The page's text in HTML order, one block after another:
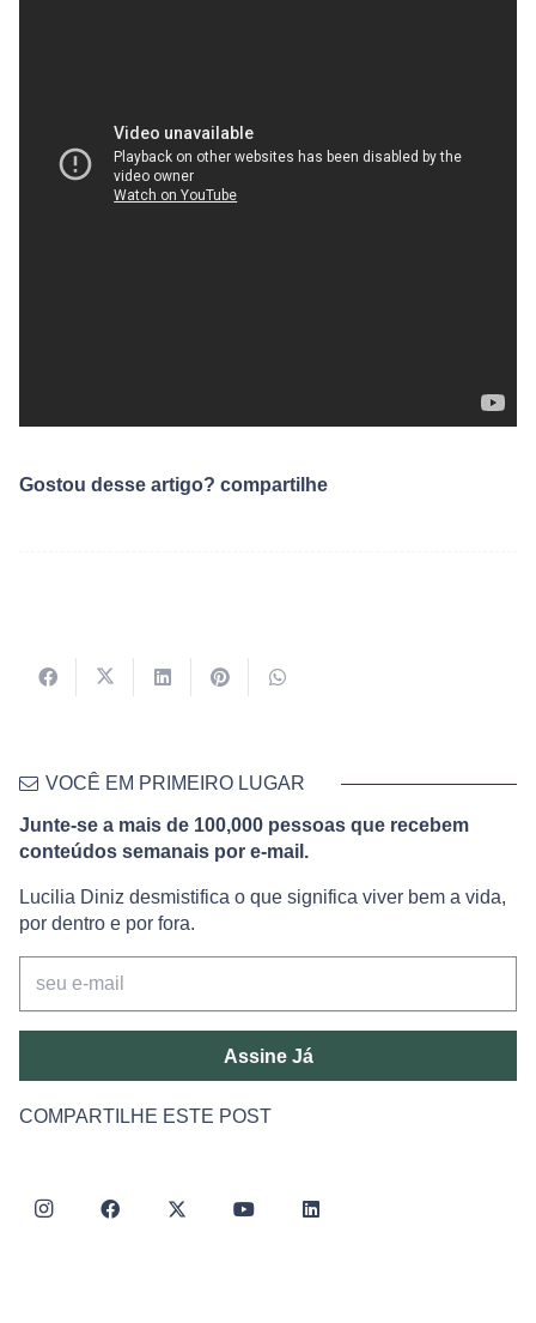
Gostou desse artigo? compartilhe
VOCÊ EM PRIMEIRO LUGAR
Junte-se a mais de 100,000 pessoas que recebem
conteúdos semanais por e-mail.
Lucilia Diniz desmistifica o que significa viver bem a vida,
por dentro e por fora.
Assine Já
COMPARTILHE ESTE POST